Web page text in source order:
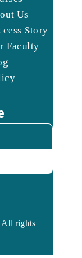
Us
Story
Faculty
rights